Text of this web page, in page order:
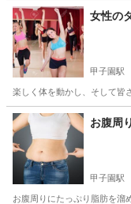
女性の
甲子園駅
楽しく体を動かし、そして皆
兵庫 西宮市 甲子園駅
お腹周
甲子園駅
お腹周りにたっぷり脂肪を溜